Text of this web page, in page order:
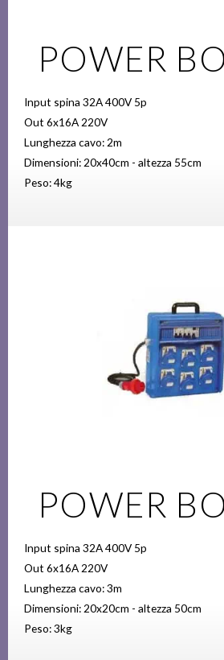
POWER
Input spina 32A 400V 5p
Out 6x16A 220V
Lunghezza cavo: 2m
Dimensioni: 20x40cm - altezza 55cm
Peso: 4kg
POWER
Input spina 32A 400V 5p
Out 6x16A 220V
Lunghezza cavo: 3m
Dimensioni: 20x20cm - altezza 50cm
Peso: 3kg